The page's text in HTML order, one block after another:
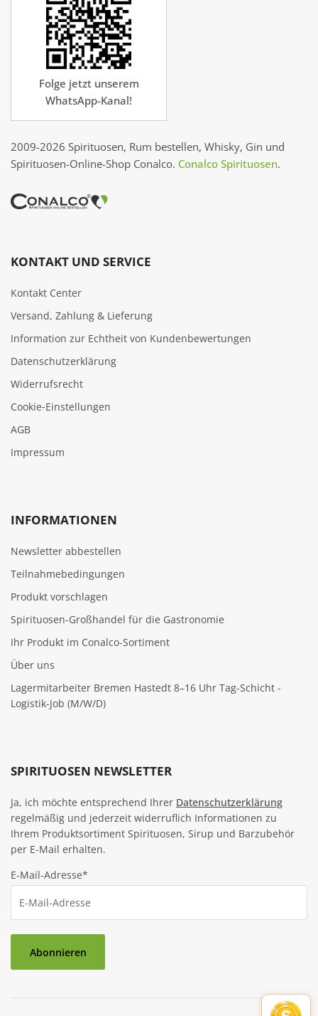
Folge jetzt unserem
WhatsApp-Kanal!
2009-2026 Spirituosen, Rum bestellen, Whisky, Gin und
Spirituosen-Online-Shop Conalco. Conalco Spirituosen.
KONTAKT UND SERVICE
Kontakt Center
Versand, Zahlung & Lieferung
Information zur Echtheit von Kundenbewertungen
Datenschutzerklärung
Widerrufsrecht
Cookie‑Einstellungen
AGB
Impressum
INFORMATIONEN
Newsletter abbestellen
Teilnahmebedingungen
Produkt vorschlagen
Spirituosen-Großhandel für die Gastronomie
Ihr Produkt im Conalco-Sortiment
Über uns
Lagermitarbeiter Bremen Hastedt 8–16 Uhr Tag-Schicht -
Logistik-Job (M/W/D)
SPIRITUOSEN NEWSLETTER
Ja, ich möchte entsprechend Ihrer Datenschutzerklärung
regelmäßig und jederzeit widerruflich Informationen zu
Ihrem Produktsortiment Spirituosen, Sirup und Barzubehör
per E-Mail erhalten.
E-Mail-Adresse*
Abonnieren